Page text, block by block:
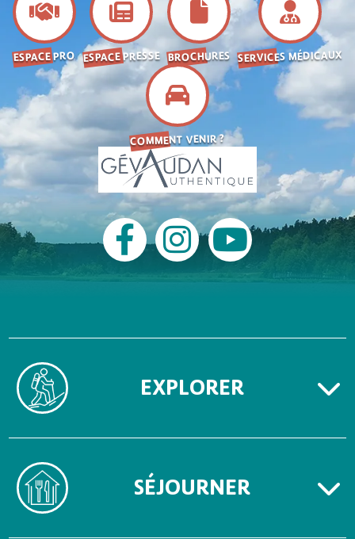
ESPACE PRO ESPACE PRESSE BROCHURES SERVICES MÉDICAUX
COMMENT VENIR ?
EXPLORER
SÉJOURNER